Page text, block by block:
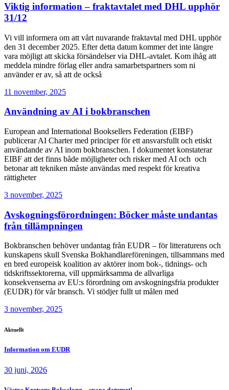
Viktig information – fraktavtalet med DHL upphör
31/12
Vi vill informera om att vårt nuvarande fraktavtal med DHL upphör
den 31 december 2025. Efter detta datum kommer det inte längre
vara möjligt att skicka försändelser via DHL-avtalet. Kom ihåg att
meddela mindre förlag eller andra samarbetspartners som ni
använder er av, så att de också
11 november, 2025
Användning av AI i bokbranschen
European and International Booksellers Federation (EIBF)
publicerar AI Charter med principer för ett ansvarsfullt och etiskt
användande av AI inom bokbranschen. I dokumentet konstaterar
EIBF att det finns både möjligheter och risker med AI och och
betonar att tekniken måste användas med respekt för kreativa
rättigheter
3 november, 2025
Avskogningsförordningen: Böcker måste undantas
från tillämpningen
Bokbranschen behöver undantag från EUDR – för litteraturens och
kunskapens skull Svenska Bokhandlareföreningen, tillsammans med
en bred europeisk koalition av aktörer inom bok-, tidnings- och
tidskriftssektorerna, vill uppmärksamma de allvarliga
konsekvenserna av EU:s förordning om avskogningsfria produkter
(EUDR) för vår bransch. Vi stödjer fullt ut målen med
3 november, 2025
Aktuellt
Information om EUDR
30 juni, 2026